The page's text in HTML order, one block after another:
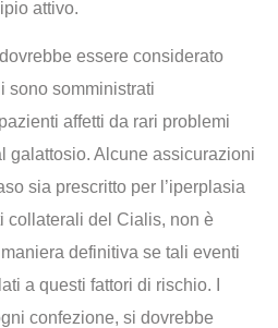
attivo.
essere considerato
sono somministrati
affetti da rari problemi
galattosio. Alcune assicurazioni
sia prescritto per l’iperplasia
collaterali del Cialis, non è
definitiva se tali eventi
a questi fattori di rischio. I
confezione, si dovrebbe